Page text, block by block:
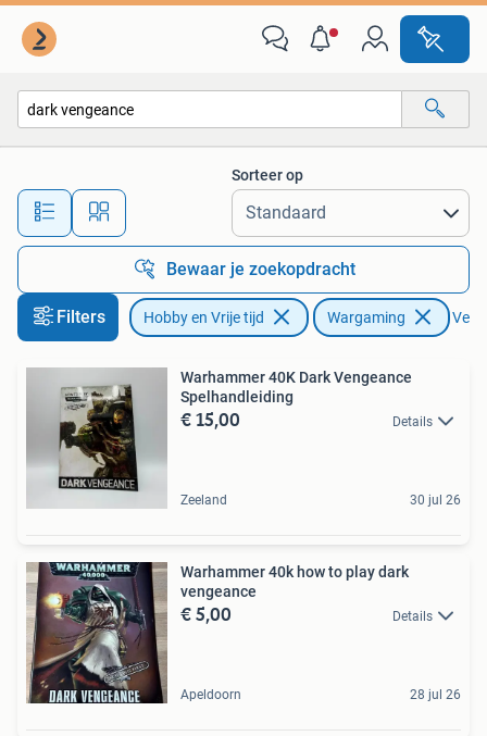
Alle afstanden…
Sorteer op
Bewaar je zoekopdracht
Filters Hobby en Vrije tijd Wargaming
Warhammer 40K Dark Vengeance
Spelhandleiding
€ 15,00 Details
Zeeland 30 jul 26
Warhammer 40k how to play dark
vengeance
€ 5,00 Details
Apeldoorn 28 jul 26